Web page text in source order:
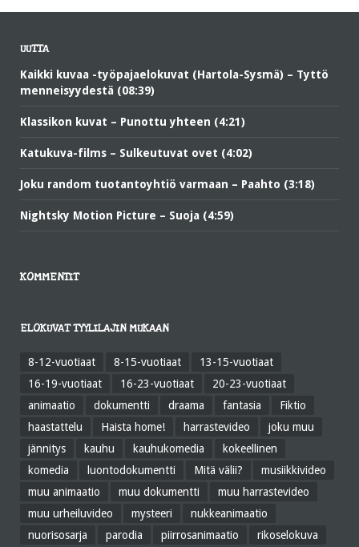
UUTTA
Kaikki kuvaa -työpajaelokuvat (Hartola-Sysmä) – Tyttö
menneisyydestä (08:39)
Klassikon kuvat – Punottu yhteen (4:21)
Katukuva-films – Sulkeutuvat ovet (4:02)
Joku random tuotantoyhtiö varmaan – Paahto (3:18)
Nightsky Motion Picture – Suoja (4:59)
KOMMENTIT
ELOKUVAT TYYLILAJIN MUKAAN
8-12-vuotiaat 8-15-vuotiaat
13-15-vuotiaat
16-19-vuotiaat
16-23-vuotiaat
20-23-vuotiaat
animaatio
dokumentti draama fantasia
Fiktio
haastattelu
Haista home! harrastevideo
joku muu
jännitys
kauhu kauhukomedia
kokeellinen
komedia
luontodokumentti Mitä välii?
musiikkivideo
muu animaatio
muu dokumentti
muu harrastevideo
muu urheiluvideo
mysteeri
nukkeanimaatio
nuorisosarja
parodia piirrosanimaatio
rikoselokuva